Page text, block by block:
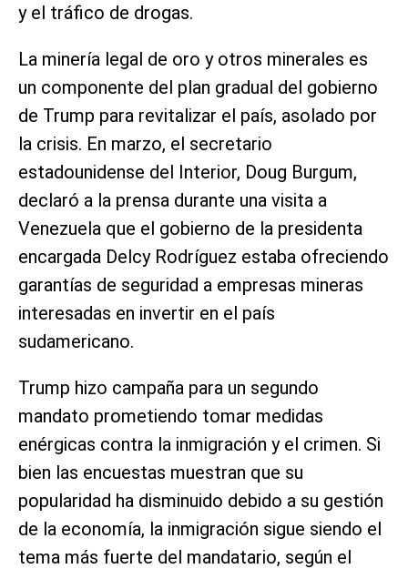
y el tráfico de drogas.
La minería legal de oro y otros minerales es
un componente del plan gradual del gobierno
de Trump para revitalizar el país, asolado por
la crisis. En marzo, el secretario
estadounidense del Interior, Doug Burgum,
declaró a la prensa durante una visita a
Venezuela que el gobierno de la presidenta
encargada Delcy Rodríguez estaba ofreciendo
garantías de seguridad a empresas mineras
interesadas en invertir en el país
sudamericano.
Trump hizo campaña para un segundo
mandato prometiendo tomar medidas
enérgicas contra la inmigración y el crimen. Si
bien las encuestas muestran que su
popularidad ha disminuido debido a su gestión
de la economía, la inmigración sigue siendo el
tema más fuerte del mandatario, según el